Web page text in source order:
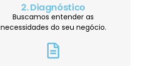
2. Diagnóstico
Buscamos entender as
necessidades do seu negócio.